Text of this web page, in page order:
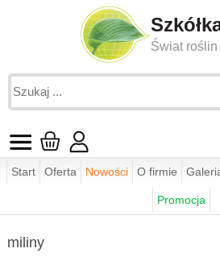
Świat
Start Oferta Nowości O firmie
Promocja
miliny